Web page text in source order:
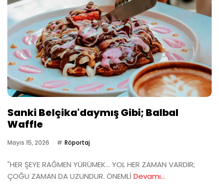
Sanki Belçika'daymış Gibi; Balbal
Waffle
Mayıs 15, 2026 Röportaj
"HER ŞEYE RAĞMEN YÜRÜMEK… YOL HER ZAMAN VARDIR;
ÇOĞU ZAMAN DA UZUNDUR. ÖNEMLİ Devamı...